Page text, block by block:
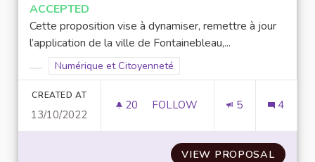
ACCEPTED
Cette proposition vise à dynamiser, remettre à jour
l’application de la ville de Fontainebleau,...
Filter results for category:
Filter results for scope: Numérique et Citoyenneté
Numérique et Citoyenneté
CREATED AT
13/10/2022
20 20 FOLLOWERS
FOLLOW 5 4
VIEW PROPOSAL